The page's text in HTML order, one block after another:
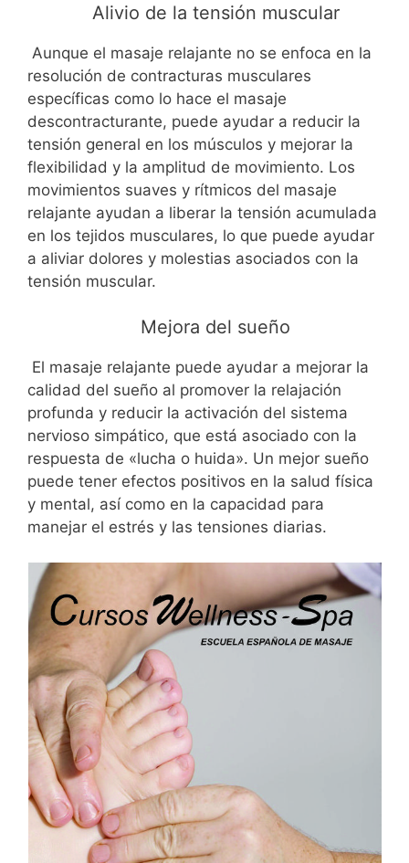
Alivio de la tensión muscular
Aunque el masaje relajante no se enfoca en la
resolución de contracturas musculares
específicas como lo hace el masaje
descontracturante, puede ayudar a reducir la
tensión general en los músculos y mejorar la
flexibilidad y la amplitud de movimiento. Los
movimientos suaves y rítmicos del masaje
relajante ayudan a liberar la tensión acumulada
en los tejidos musculares, lo que puede ayudar
a aliviar dolores y molestias asociados con la
tensión muscular.
Mejora del sueño
El masaje relajante puede ayudar a mejorar la
calidad del sueño al promover la relajación
profunda y reducir la activación del sistema
nervioso simpático, que está asociado con la
respuesta de «lucha o huida». Un mejor sueño
puede tener efectos positivos en la salud física
y mental, así como en la capacidad para
manejar el estrés y las tensiones diarias.